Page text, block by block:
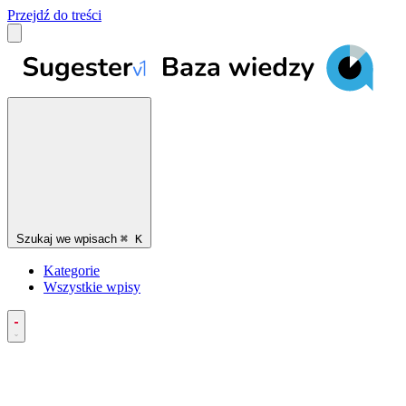
Przejdź do treści
Szukaj we wpisach ⌘ K
Kategorie
Wszystkie wpisy